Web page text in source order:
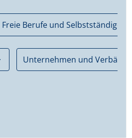
Freie Berufe und Selbstständige
Unternehmen und Verbände